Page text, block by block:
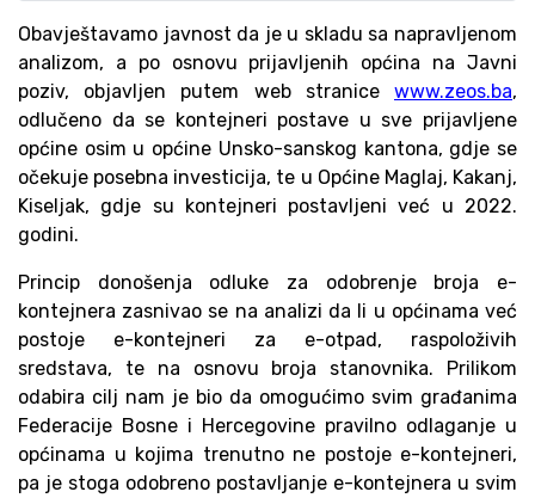
Obavještavamo javnost da je u skladu sa napravljenom
analizom, a po osnovu prijavljenih općina na Javni
poziv, objavljen putem web stranice www.zeos.ba,
odlučeno da se kontejneri postave u sve prijavljene
općine osim u općine Unsko-sanskog kantona, gdje se
očekuje posebna investicija, te u Općine Maglaj, Kakanj,
Kiseljak, gdje su kontejneri postavljeni već u 2022.
godini.
Princip donošenja odluke za odobrenje broja e-
kontejnera zasnivao se na analizi da li u općinama već
postoje e-kontejneri za e-otpad, raspoloživih
sredstava, te na osnovu broja stanovnika. Prilikom
odabira cilj nam je bio da omogućimo svim građanima
Federacije Bosne i Hercegovine pravilno odlaganje u
općinama u kojima trenutno ne postoje e-kontejneri,
pa je stoga odobreno postavljanje e-kontejnera u svim